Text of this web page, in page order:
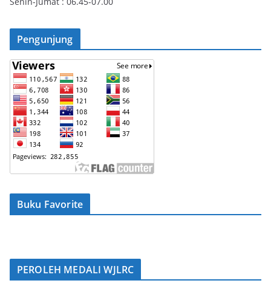
Pengunjung
Buku Favorite
PEROLEH MEDALI WJLRC